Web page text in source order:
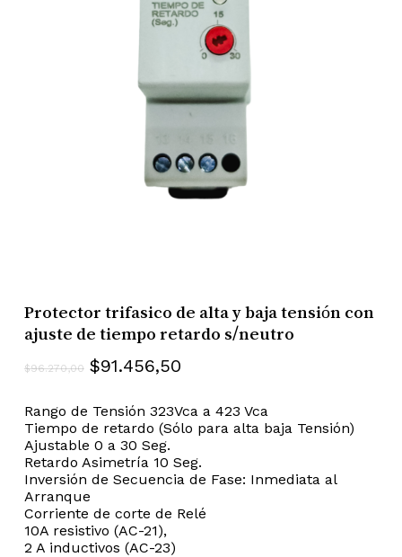
Protector trifasico de alta y baja tensión con
ajuste de tiempo retardo s/neutro
$96.270,00 El
original
era:
$96.270,00.
$91.456,50El
actual
es:
$91.456,50.
Rango de Tensión 323Vca a 423 Vca
Tiempo de retardo (Sólo para alta baja Tensión)
Ajustable 0 a 30 Seg.
Retardo Asimetría 10 Seg.
Inversión de Secuencia de Fase: Inmediata al
Arranque
Corriente de corte de Relé
10A resistivo (AC-21),
2 A inductivos (AC-23)